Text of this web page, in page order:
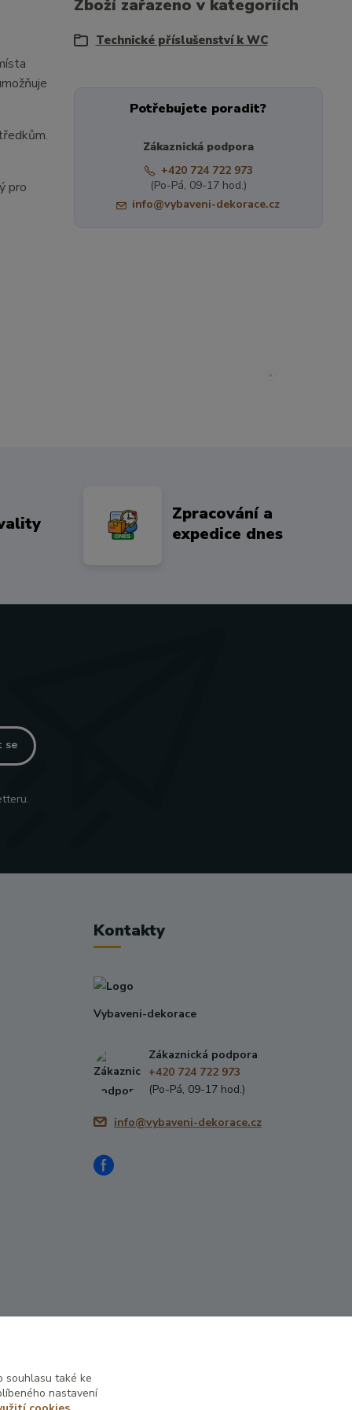
pro
Zboží zařazeno v kategoriích
Technické příslušenství k WC
Potřebujete poradit?
Zákaznická podpora
+420 724 722 973
(Po-Pá, 09-17 hod.)
info@vybaveni-dekorace.cz
»
Zpracování a
expedice dnes
se
Kontakty
Vybaveni-dekorace
Zákaznická podpora
+420 724 722 973
(Po-Pá, 09-17 hod.)
info@vybaveni-dekorace.cz
souhlasu také ke
nastavení